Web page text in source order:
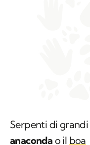
Serpenti di
anaconda o il boa